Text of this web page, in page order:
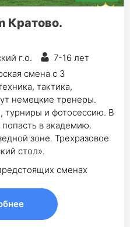
Кратово.
г.о.
7-16 лет
смена с 3
тактика,
немецкие тренеры.
турниры и фотосессию. В
в академию.
зоне. Трехразовое
стол».
сменах